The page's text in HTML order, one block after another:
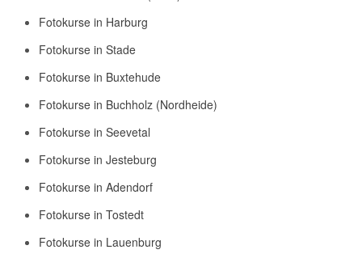
Fotokurse in Harburg
Fotokurse in Stade
Fotokurse in Buxtehude
Fotokurse in Buchholz (Nordheide)
Fotokurse in Seevetal
Fotokurse in Jesteburg
Fotokurse in Adendorf
Fotokurse in Tostedt
Fotokurse in Lauenburg